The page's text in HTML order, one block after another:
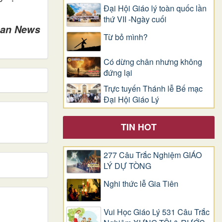
News
Đại Hội Giáo lý toàn quốc lần
thứ VII -Ngày cuối
Từ bỏ mình?
Có dừng chân nhưng không
đứng lại
Trực tuyến Thánh lễ Bế mạc
Đại Hội Giáo Lý
TIN HOT
277 Câu Trắc Nghiệm GIÁO
LÝ DỰ TÒNG
Nghi thức lễ Gia Tiên
Vui Học Giáo Lý 531 Câu Trắc